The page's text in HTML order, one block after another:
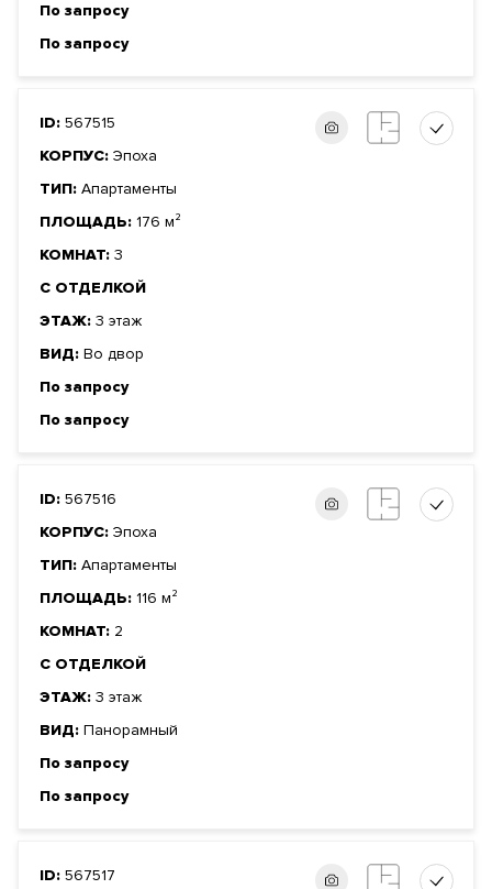
По запросу
По запросу
ID: 567515
КОРПУС: Эпоха
ТИП: Апартаменты
ПЛОЩАДЬ: 176 м²
КОМНАТ: 3
С ОТДЕЛКОЙ
ЭТАЖ: 3 этаж
ВИД: Во двор
По запросу
По запросу
ID: 567516
КОРПУС: Эпоха
ТИП: Апартаменты
ПЛОЩАДЬ: 116 м²
КОМНАТ: 2
С ОТДЕЛКОЙ
ЭТАЖ: 3 этаж
ВИД: Панорамный
По запросу
По запросу
ID: 567517